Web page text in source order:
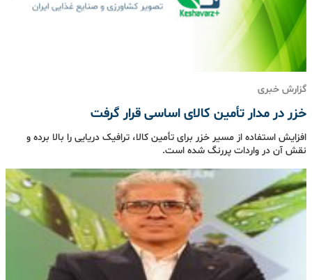
گزارش خبری
خزر در مدار تأمین کالای اساسی قرار گرفت
افزایش استفاده از مسیر خزر برای تأمین کالا، ترافیک دریایی را بالا برده و
نقش آن در واردات پررنگ‌ شده است.